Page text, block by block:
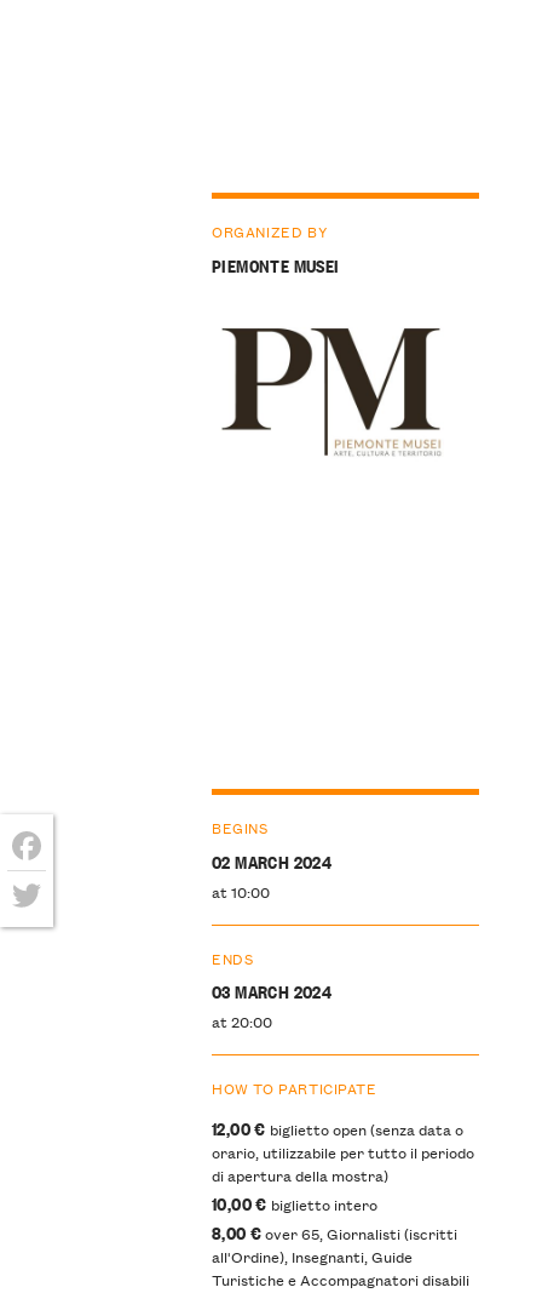
ORGANIZED BY
PIEMONTE MUSEI
BEGINS
02 MARCH 2024
at 10:00
ENDS
03 MARCH 2024
at 20:00
HOW TO PARTICIPATE
12,00 € biglietto open (senza data o
orario, utilizzabile per tutto il periodo
di apertura della mostra)
10,00 € biglietto intero
8,00 €over 65, Giornalisti (iscritti
all'Ordine), Insegnanti, Guide
Turistiche e Accompagnatori disabili
Facebook
Twitter